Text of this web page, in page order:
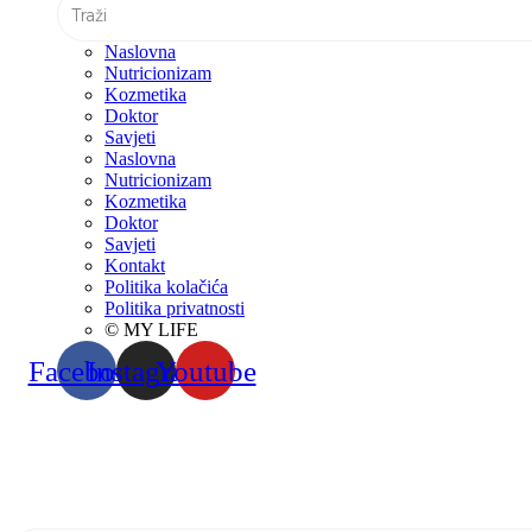
Naslovna
Nutricionizam
Kozmetika
Doktor
Savjeti
Naslovna
Nutricionizam
Kozmetika
Doktor
Savjeti
Kontakt
Politika kolačića
Politika privatnosti
© MY LIFE
FacebookInstagramYoutube